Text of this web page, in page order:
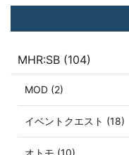
MHR:SB (104)
MOD (2)
イベントクエスト (18)
オトモ (10)